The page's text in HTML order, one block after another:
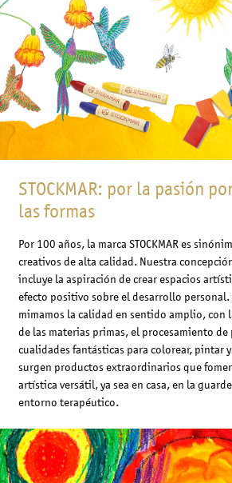
STOCKMAR: por la pasión
las formas
Por 100 años, la marca STOCKMAR es
creativos de alta calidad. Nuestra
incluye la aspiración de crear espacios
efecto positivo sobre el desarrollo personal.
mimamos la calidad en sentido amplio, con
de las materias primas, el procesamiento de
cualidades fantásticas para colorear, pintar
surgen productos extraordinarios que
artística versátil, ya sea en casa, en la
entorno terapéutico.